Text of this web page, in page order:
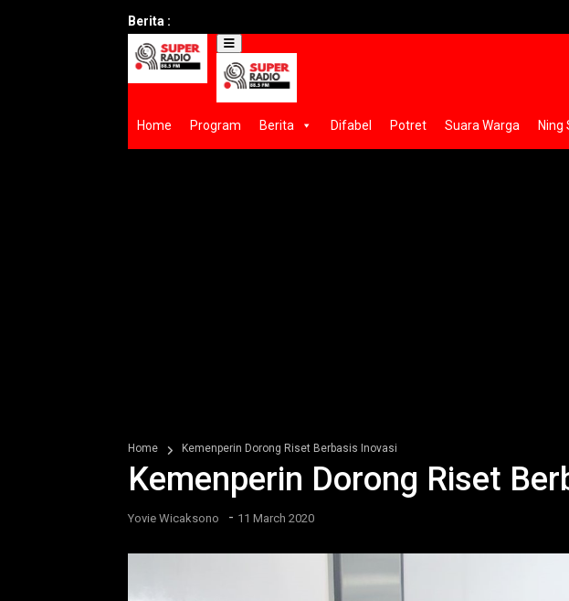
Berita :
Home Program Berita Difabel Potret Suara Warga Ning
Home Kemenperin Dorong Riset Berbasis Inovasi
Kemenperin Dorong Riset
Yovie Wicaksono - 11 March 2020